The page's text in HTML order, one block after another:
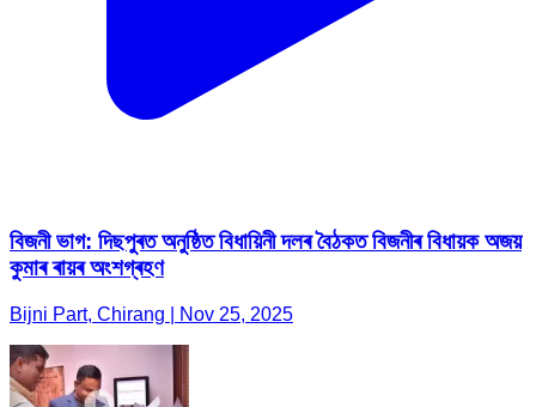
বিজনী ভাগ: দিছপুৰত অনুষ্ঠিত বিধায়িনী দলৰ বৈঠকত বিজনীৰ বিধায়ক অজয়
কুমাৰ ৰায়ৰ অংশগ্ৰহণ
Bijni Part, Chirang | Nov 25, 2025